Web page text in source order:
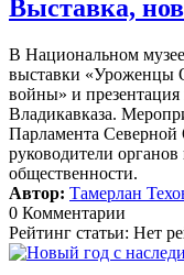
Выставка,
В Национальном
выставки «Уроженцы
войны» и
Владикавказа.
Парламента Северной
руководители органов
общественности.
Автор: Тамерлан
0 Комментарии
Рейтинг статьи: Нет